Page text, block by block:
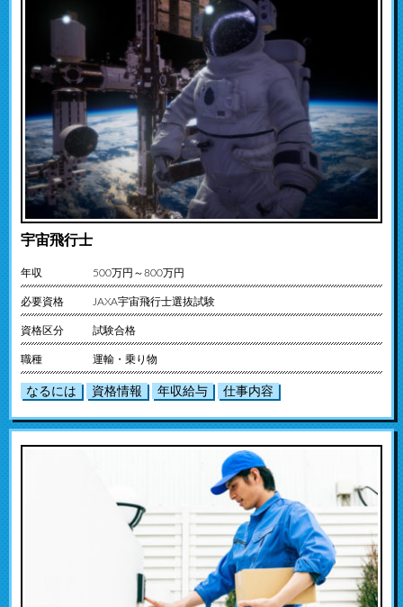
宇宙飛行士
年収 500万円～800万円
必要資格 JAXA宇宙飛行士選抜試験
資格区分 試験合格
職種 運輸・乗り物
なるには 資格情報 年収給与 仕事内容